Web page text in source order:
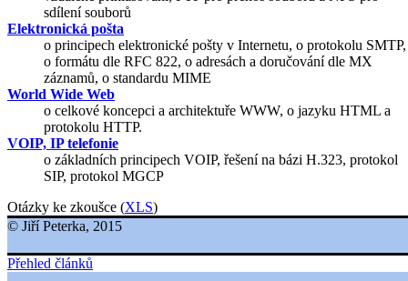
sdílení souborů
Elektronická pošta
o principech elektronické pošty v Internetu, o protokolu SMTP,
o formátu dle RFC 822, o adresách a doručování dle MX
záznamů, o standardu MIME
World Wide Web
o celkové koncepci a architektuře WWW, o jazyku HTML a
protokolu HTTP.
VOIP, IP telefonie
o základních principech VOIP, řešení na bázi H.323, protokol
SIP, protokol MGCP
Otázky ke zkoušce (XLS)
© Jiří Peterka, 2015
Přehled článků